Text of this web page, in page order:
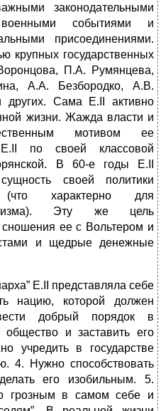
законодательными
событиями и
присоединениями.
крупных государственных
П.А. Румянцева,
А.А. Безбородко, А.В.
Сама Е.II активно
жизни. Жажда власти и
мотивом ее
Е.II по своей классовой
В 60-е годы Е.II
своей политики
характерно для
Эту же цель
ее с Вольтером и
и щедрые денежные
Е.II представляла себе
нацию, которой должен
добрый порядок в
общество и заставить его
учредить в государстве
4. Нужно способствовать
его изобильным. 5.
грозным в самом себе и